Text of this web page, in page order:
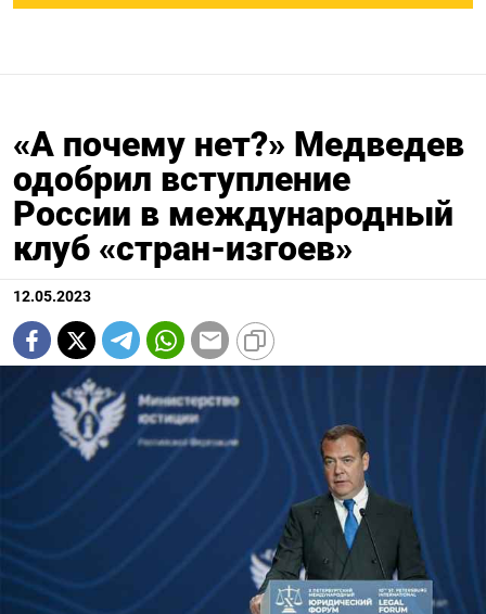
«А почему нет?» Медведев
одобрил вступление
России в международный
клуб «стран-изгоев»
12.05.2023